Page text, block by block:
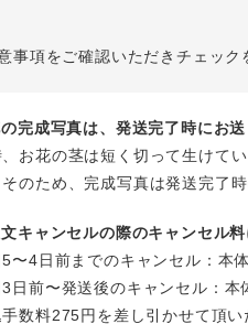
事項をご確認いただきチェック
完成写真は、発送完了時にお
お花の茎は短く切って生けて
そのため、完成写真は発送完了
キャンセルの際のキャンセル
〜4日前までのキャンセル：本
日前〜発送後のキャンセル：
数料275円を差し引かせて頂い